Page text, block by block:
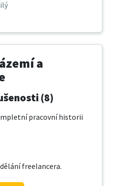
a
(8)
pracovní historii
freelancera.